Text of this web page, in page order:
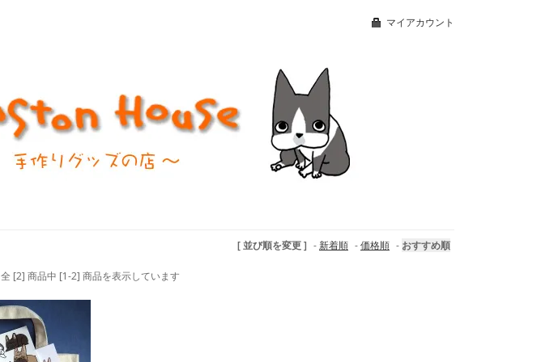
マイアカウント
[ 並び順を変更 ] -新着順 -価格順 - おすすめ順
全 [2] 商品中 [1-2] 商品を表示しています